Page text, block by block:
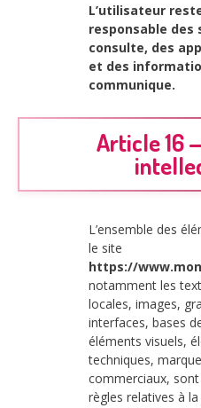
L’utilisateur
responsable des
consulte, des
et des
communique.
Article 16
L’ensemble des
le site
https://
notamment les
locales, images,
interfaces, bases
éléments visuels,
techniques,
commerciaux,
règles relatives à